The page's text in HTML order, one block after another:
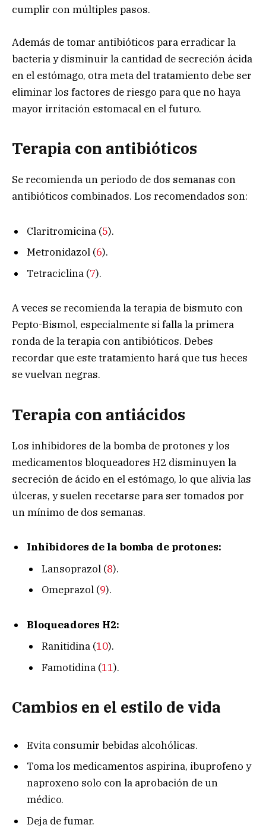
cumplir con múltiples pasos.
Además de tomar antibióticos para erradicar la
bacteria y disminuir la cantidad de secreción ácida
en el estómago, otra meta del tratamiento debe ser
eliminar los factores de riesgo para que no haya
mayor irritación estomacal en el futuro.
Terapia con antibióticos
Se recomienda un periodo de dos semanas con
antibióticos combinados. Los recomendados son:
Claritromicina (5).
Metronidazol (6).
Tetraciclina (7).
A veces se recomienda la terapia de bismuto con
Pepto-Bismol, especialmente si falla la primera
ronda de la terapia con antibióticos. Debes
recordar que este tratamiento hará que tus heces
se vuelvan negras.
Terapia con antiácidos
Los inhibidores de la bomba de protones y los
medicamentos bloqueadores H2 disminuyen la
secreción de ácido en el estómago, lo que alivia las
úlceras, y suelen recetarse para ser tomados por
un mínimo de dos semanas.
Inhibidores de la bomba de protones:
Lansoprazol (8).
Omeprazol (9).
Bloqueadores H2:
Ranitidina (10).
Famotidina (11).
Cambios en el estilo de vida
Evita consumir bebidas alcohólicas.
Toma los medicamentos aspirina, ibuprofeno y
naproxeno solo con la aprobación de un
médico.
Deja de fumar.